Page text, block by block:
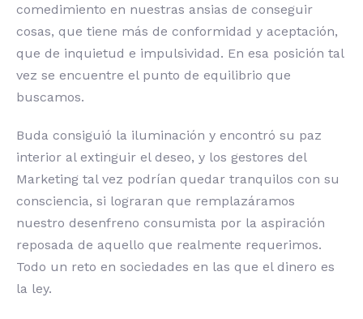
comedimiento en nuestras ansias de conseguir
cosas, que tiene más de conformidad y aceptación,
que de inquietud e impulsividad. En esa posición tal
vez se encuentre el punto de equilibrio que
buscamos.
Buda consiguió la iluminación y encontró su paz
interior al extinguir el deseo, y los gestores del
Marketing tal vez podrían quedar tranquilos con su
consciencia, si lograran que remplazáramos
nuestro desenfreno consumista por la aspiración
reposada de aquello que realmente requerimos.
Todo un reto en sociedades en las que el dinero es
la ley.